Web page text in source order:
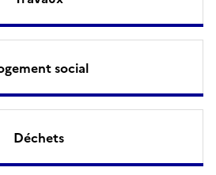
social
Déchets